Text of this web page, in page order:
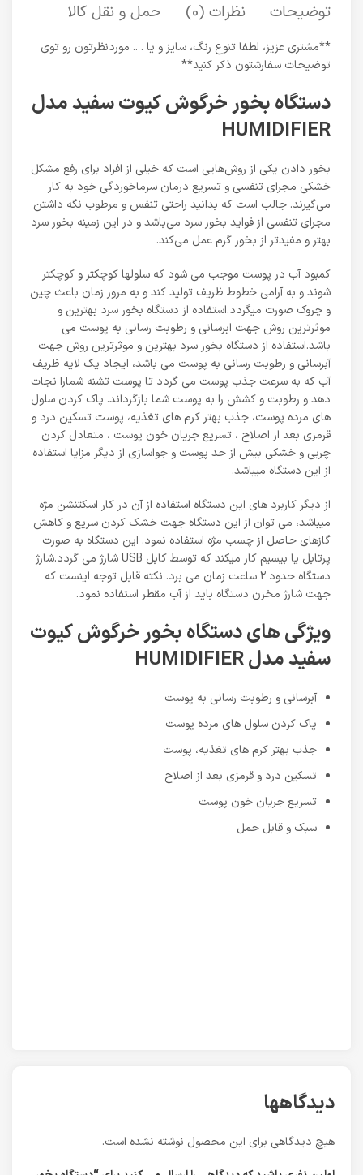
توضیحات نظرات (0) حمل و نقل کالا
**مشتری عزیز، لطفا تنوع رنگ، سایز و یا . .. موردنظرتون رو توی
توضیحات سفارشتون ذکر کنید**
دستگاه بخور خرگوش کیوت سفید مدل
HUMIDIFIER
بخور دادن یکی از روش‌هایی است که خیلی از افراد برای رفع مشکل
خشکی مجرای تنفسی و تسریع درمان سرماخوردگی خود به کار
می‌گیرند. جالب است که بدانید راحتی تنفس و مرطوب نگه داشتن
مجرای تنفسی از فواید بخور سرد می‌باشد و در این زمینه بخور سرد
بهتر و مفیدتر از بخور گرم عمل می‌کند.
کمبود آب در پوست موجب می شود که سلولها کوچکتر و کوچکتر
شوند و به آرامی خطوط ظریف تولید کند و به مرور زمان باعث چین
و چروک صورت میگردد.استفاده از دستگاه بخور سرد بهترین و
موثرترین روش جهت ابرسانی و رطوبت رسانی به پوست می
باشد.استفاده از دستگاه بخور سرد بهترین و موثرترین روش جهت
آبرسانی و رطوبت رسانی به پوست می باشد، ایجاد یک لایه ظریف
آب که به سرعت جذب پوست می گردد تا پوست تشنه شمارا نجات
دهد و رطوبت و کشش را به پوست شما بازگرداند. پاک کردن سلول
های مرده پوست، جذب بهتر کرم های تغذیه، پوست تسکین درد و
قرمزی بعد از اصلاح ، تسریع جریان خون پوست ، متعادل کردن
چربی و خشکی بیش از حد پوست و جواسازی از دیگر مزایا استفاده
از این دستگاه میباشد.
از دیگر کاربرد های این دستگاه استفاده از آن در کار اسکتنشن مژه
میباشد، می توان از این دستگاه جهت خشک کردن سریع و کاهش
گازهای حاصل از چسب مژه استفاده نمود. این دستگاه به صورت
پرتابل یا بیسیم کار میکند که توسط کابل USB شارژ می گردد.شارژ
دستگاه حدود ۲ ساعت زمان می برد. نکته قابل توجه اینست که
جهت شارژ مخزن دستگاه باید از آب مقطر استفاده نمود.
ویژگی های دستگاه بخور خرگوش کیوت
سفید مدل HUMIDIFIER
آبرسانی و رطوبت رسانی به پوست
پاک کردن سلول های مرده پوست
جذب بهتر کرم های تغذیه، پوست
تسکین درد و قرمزی بعد از اصلاح
تسریع جریان خون پوست
سبک و قابل حمل
دیدگاهها
هیچ دیدگاهی برای این محصول نوشته نشده است.